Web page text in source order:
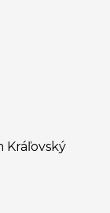
Kráľovský